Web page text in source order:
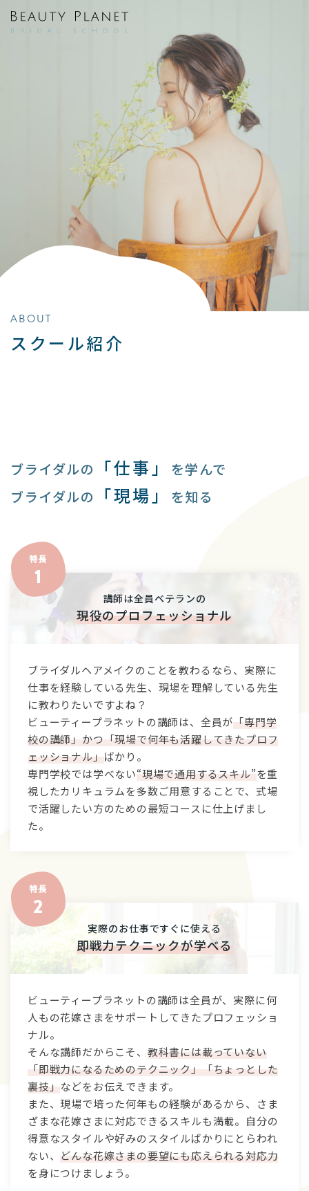
ABOUT
スクール紹介
ブライダルの 「仕事」
を学んで
ブライダルの
「現場」 を知る
講師は全員ベテランの
現役のプロフェッショナル
ブライダルヘアメイクのことを教わるなら、実際に
仕事を経験している先生、現場を理解している先生
に教わりたいですよね？
ビューティープラネットの講師は、全員が 「専門学
校の講師」かつ「現場で何年も活躍してきたプロフ
ェッショナル」 ばかり。
専門学校では学べない“現場で通用するスキル”を重
視したカリキュラムを多数ご用意することで、式場
で活躍したい方のための最短コースに仕上げまし
た。
実際のお仕事ですぐに使える
即戦力テクニックが学べる
ビューティープラネットの講師は全員が、実際に何
人もの花嫁さまをサポートしてきたプロフェッショ
ナル。
そんな講師だからこそ、 教科書には載っていない
「即戦力になるためのテクニック」「ちょっとした
裏技」 などをお伝えできます。
また、現場で培った何年もの経験があるから、さま
ざまな花嫁さまに対応できるスキルも満載。自分の
得意なスタイルや好みのスタイルばかりにとらわれ
ない、 どんな花嫁さまの要望にも応えられる対応力
を身につけましょう。